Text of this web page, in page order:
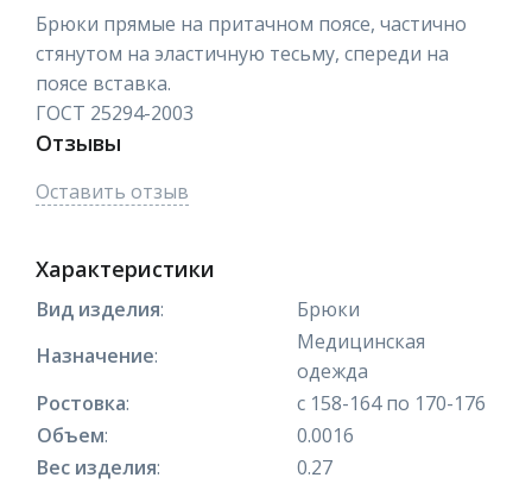
Брюки прямые на притачном поясе, частично
стянутом на эластичную тесьму, спереди на
поясе вставка.
ГОСТ 25294-2003
Отзывы
Оставить отзыв
Характеристики
Вид изделия:
Брюки
Назначение:
Медицинская
одежда
Ростовка:
с 158-164 по 170-176
Объем:
0.0016
Вес изделия:
0.27